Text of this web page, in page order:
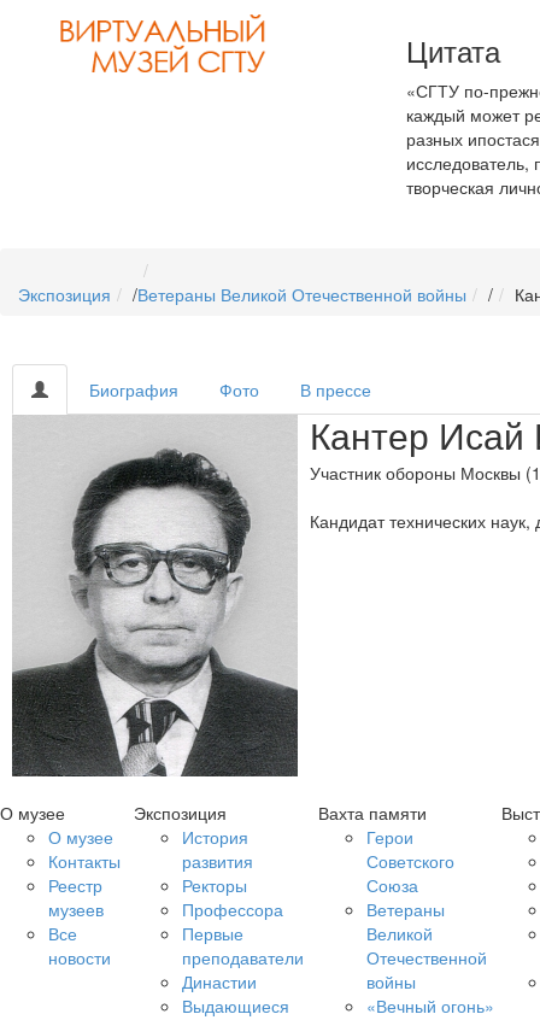
Цитата
«СГТУ по-
каждый может
разных
исследователь,
творческая
Экспозиция /Ветераны Великой Отечественной войны /
Биография Фото В прессе
Кантер
Участник обороны Москвы
Кандидат технических
О музее
О музее
Контакты
Реестр
музеев
Все
новости
Экспозиция
История
развития
Ректоры
Профессора
Первые
преподаватели
Династии
Выдающиеся
Вахта памяти
Герои
Советского
Союза
Ветераны
Великой
Отечественной
войны
«Вечный огонь»